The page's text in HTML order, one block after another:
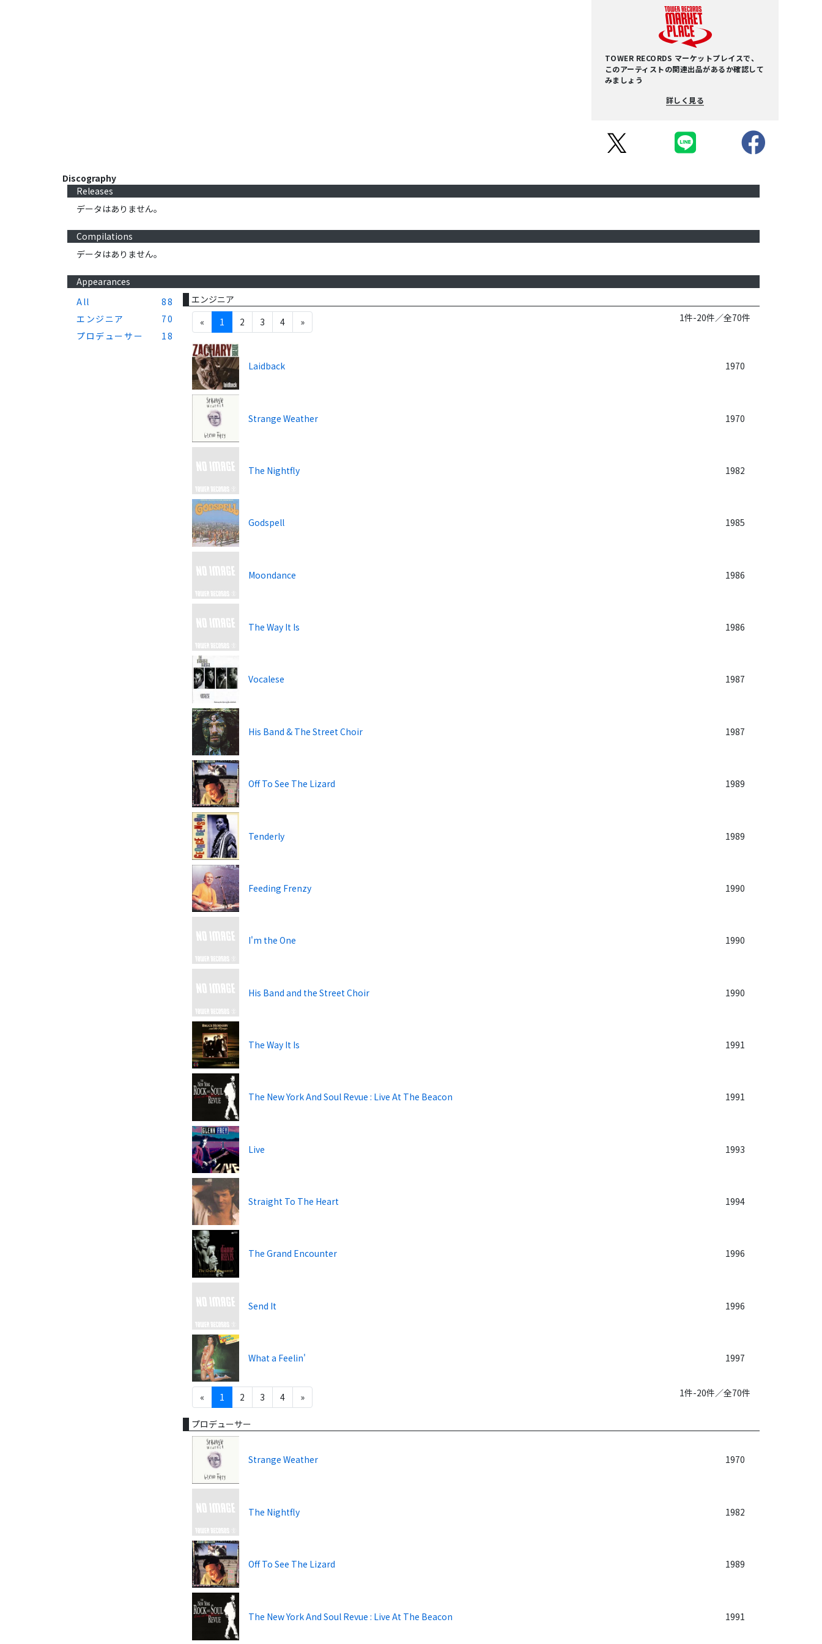
TOWER RECORDS マーケットプレイスで、
このアーティストの関連出品があるか確認して
みましょう
詳しく見る
Discography
Releases
データはありません。
Compilations
データはありません。
Appearances
All
88
エンジニア
70
プロデューサー
18
エンジニア
«
1 2 3 4 » 1件-20件／全70件
Laidback 1970
Strange Weather 1970
The Nightfly 1982
Godspell 1985
Moondance 1986
The Way It Is 1986
Vocalese 1987
His Band & The Street Choir 1987
Off To See The Lizard 1989
Tenderly 1989
Feeding Frenzy 1990
I'm the One 1990
His Band and the Street Choir 1990
The Way It Is 1991
The New York And Soul Revue : Live At The Beacon 1991
Live 1993
Straight To The Heart 1994
The Grand Encounter 1996
Send It 1996
What a Feelin' 1997
« 1 2 3 4 » 1件-20件／全70件
プロデューサー
Strange Weather 1970
The Nightfly 1982
Off To See The Lizard 1989
The New York And Soul Revue : Live At The Beacon 1991